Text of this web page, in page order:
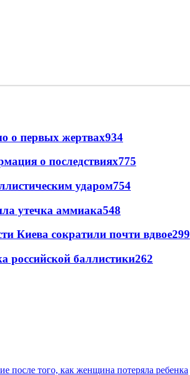
о первых жертвах934
о последствиях775
ударом754
утечка аммиака548
Киева сократили почти вдвое299
российской баллистики262